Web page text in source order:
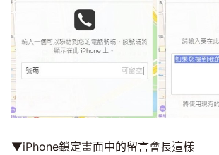
▼iPhone鎖定畫面中的留言會長這樣